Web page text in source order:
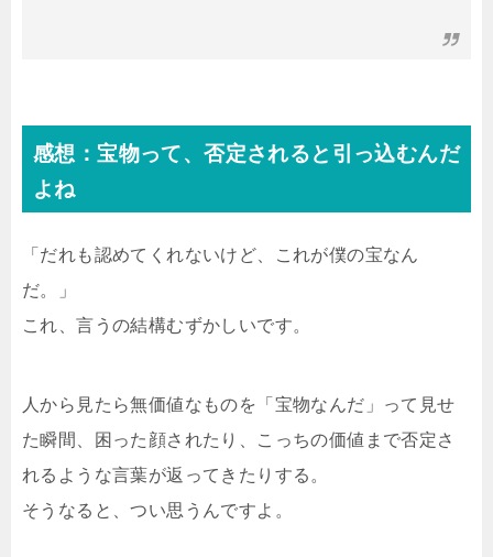
感想：宝物って、否定されると引っ込むんだ
よね
「だれも認めてくれないけど、これが僕の宝なん
だ。」
これ、言うの結構むずかしいです。
人から見たら無価値なものを「宝物なんだ」って見せ
た瞬間、困った顔されたり、こっちの価値まで否定さ
れるような言葉が返ってきたりする。
そうなると、つい思うんですよ。